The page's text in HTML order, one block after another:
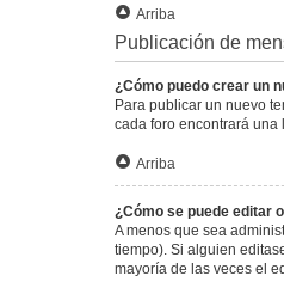
Arriba
Publicación de
¿Cómo puedo crear un
Para publicar un nuevo
cada foro encontrará una
Arriba
¿Cómo se puede editar
A menos que sea
tiempo). Si alguien
mayoría de las veces el